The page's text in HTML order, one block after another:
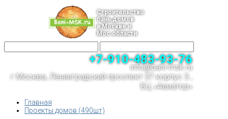
Строительство
бань,домов
в Москве и
Мос.области
+7-910-483-93-76
info@bani-msk.ru
г.Москва, Ленинградский проспект 37 корпус 3 ,
БЦ «Авиатор»
Главная
Проекты домов (490шт)